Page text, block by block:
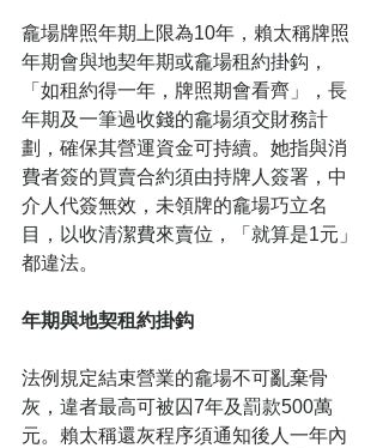
龕場牌照年期上限為10年，賴太稱牌照
年期會與地契年期或龕場租約掛鈎，
「如租約得一年，牌照期會看齊」，長
年期及一筆過收錢的龕場須交財務計
劃，確保其營運資金可持續。她指與消
費者簽的買賣合約須由持牌人簽署，中
介人代簽無效，未領牌的龕場巧立名
目，以收清潔費來賣位，「就算是1元」
都違法。
年期與地契租約掛鈎
法例規定結束營業的龕場不可亂棄骨
灰，違者最高可被囚7年及罰款500萬
元。賴太稱還灰程序須通知後人一年內